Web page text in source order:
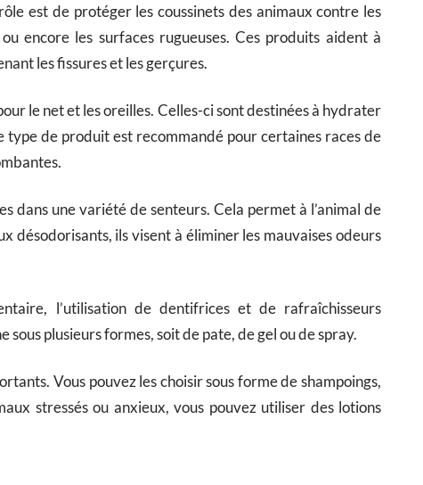
est de protéger les coussinets des animaux contre les
encore les surfaces rugueuses. Ces produits aident à
les fissures et les gerçures.
le net et les oreilles. Celles-ci sont destinées à hydrater
type de produit est recommandé pour certaines races de
dans une variété de senteurs. Cela permet à l’animal de
désodorisants, ils visent à éliminer les mauvaises odeurs
l’utilisation de dentifrices et de rafraîchisseurs
sous plusieurs formes, soit de pate, de gel ou de spray.
Vous pouvez les choisir sous forme de shampoings,
stressés ou anxieux, vous pouvez utiliser des lotions